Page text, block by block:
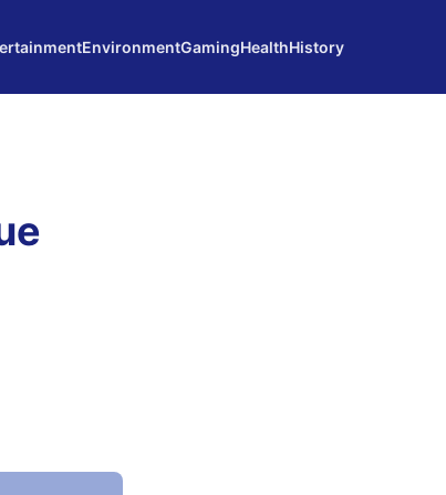
EnvironmentGamingHealthHistory